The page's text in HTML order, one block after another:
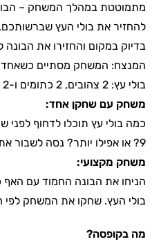
מתמוטטת במהלך המשחק –
להחזיר את בולי העץ
בדיוק במקום והחזירו את הבונה
בולי עץ: 2 צהובים, 2 כתומים ו-2 חומים – הוא השחקן המנצח!
משחק עם שחקן אחד:
9? או אפילו יותר? נסה לשבור את השיא שלך בכל פעם מחדש!
משחק מקצועי:
הניחו את הבונה החמוד עם
בולי העץ. שחקו את המשחק לפי
מה בקופסה?